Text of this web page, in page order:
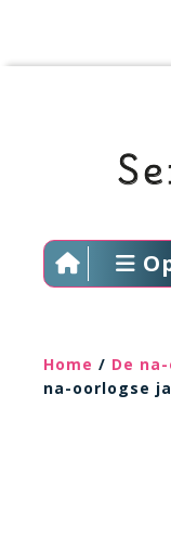
Home / De
na-oorlogse